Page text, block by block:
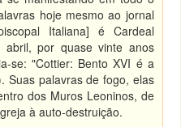
hoje mesmo ao jornal
Italiana] é Cardeal
por quase vinte anos
se: "Cottier: Bento XVI é a
Suas palavras de fogo, elas
dos Muros Leoninos, de
à auto-destruição.